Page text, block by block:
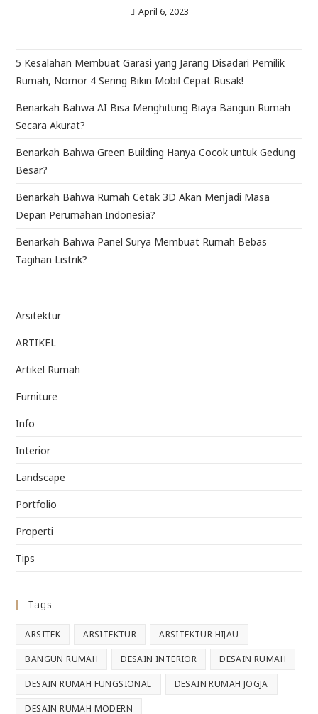
April 6, 2023
5 Kesalahan Membuat Garasi yang Jarang Disadari Pemilik
Rumah, Nomor 4 Sering Bikin Mobil Cepat Rusak!
Benarkah Bahwa AI Bisa Menghitung Biaya Bangun Rumah
Secara Akurat?
Benarkah Bahwa Green Building Hanya Cocok untuk Gedung
Besar?
Benarkah Bahwa Rumah Cetak 3D Akan Menjadi Masa
Depan Perumahan Indonesia?
Benarkah Bahwa Panel Surya Membuat Rumah Bebas
Tagihan Listrik?
Arsitektur
ARTIKEL
Artikel Rumah
Furniture
Info
Interior
Landscape
Portfolio
Properti
Tips
Tags
ARSITEK ARSITEKTUR ARSITEKTUR HIJAU
BANGUN RUMAH DESAIN INTERIOR DESAIN RUMAH
DESAIN RUMAH FUNGSIONAL DESAIN RUMAH JOGJA
DESAIN RUMAH MODERN